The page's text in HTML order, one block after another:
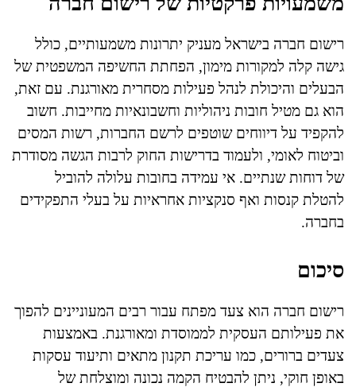
רישום חברה בישראל מעניק יתרונות משמעותיים, כולל
גישה קלה למקורות מימון, הפחתת החשיפה המשפטית של
הבעלים והיכולת לנהל פעילות מסחרית מאורגנת. עם זאת,
הוא גם מטיל חובות ניהוליות וחשבונאיות מחייבות. חשוב
להקפיד על דיווחים שוטפים לרשם החברות, רשות המסים
וביטוח לאומי, ולעמוד בדרישות החוק לרבות הגשה מסודרת
של דוחות שנתיים. אי עמידה בחובות עלולה להוביל
להטלת קנסות ואף סנקציות אחראיות על בעלי התפקידים
בחברה.
סיכום
רישום חברה הוא צעד מפתח עבור רבים המעוניינים להפוך
את פעילותם העסקית לממוסדת ומאורגנת. באמצעות
צעדים ברורים, כמו עריכת תקנון מתאים ותיעוד עסקות
באופן חוקי, ניתן להבטיח הקמה נכונה ומוצלחת של